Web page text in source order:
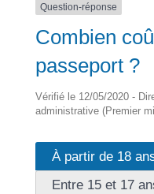
Question-réponse
Combien
passeport ?
Vérifié le 12/05/2020 -
administrative (Premier
À partir de 18
Entre 15 et 17